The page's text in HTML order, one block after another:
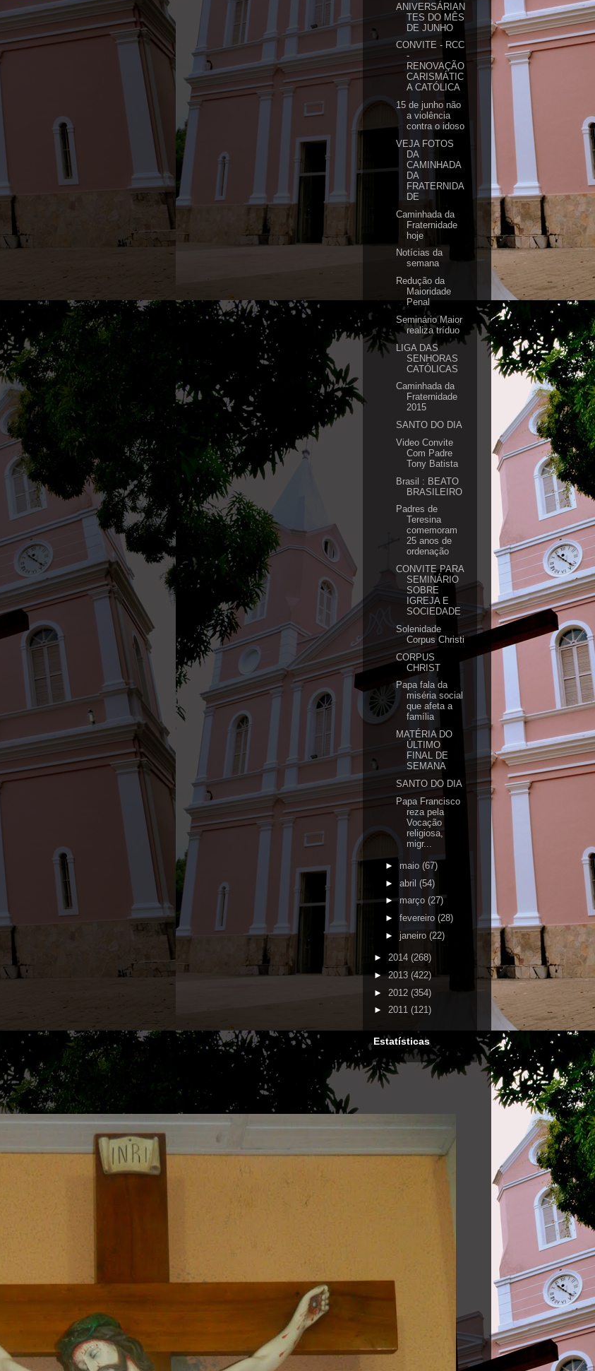
ANIVERSÁRIAN
TES DO MÊS
DE JUNHO
CONVITE - RCC
-
RENOVAÇÃO
CARISMÁTIC
A CATÓLICA
15 de junho não
a violência
contra o idoso
VEJA FOTOS
DA
CAMINHADA
DA
FRATERNIDA
DE
Caminhada da
Fraternidade
hoje
Notícias da
semana
Redução da
Maioridade
Seminário Maior
realiza tríduo
LIGA DAS
SENHORAS
CATÓLICAS
Caminhada da
Fraternidade
2015
SANTO DO DIA
Video Convite
Com Padre
Tony Batista
Brasil : BEATO
BRASILEIRO
Padres de
Teresina
comemoram
25 anos de
ordenação
CONVITE PARA
SEMINÁRIO
SOBRE
IGREJA E
SOCIEDADE
Solenidade
Corpus Christi
CORPUS
CHRIST
Papa fala da
miséria social
que afeta a
família
MATÉRIA DO
ÚLTIMO
FINAL DE
SEMANA
SANTO DO DIA
Papa Francisco
reza pela
Vocação
religiosa,
migr...
► maio (67)
► abril (54)
► março (27)
► fevereiro (28)
► janeiro (22)
► 2014 (268)
►2013 (422)
► 2012 (354)
► 2011 (121)
Estatísticas